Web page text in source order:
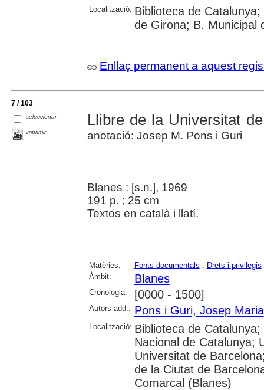
Localització: Biblioteca de
de Girona; B. Municipal
Enllaç permanent a aquest
7 / 103
seleccionar
imprimir
Llibre de la Universitat
anotació: Josep M. Pons i Guri
Blanes : [s.n.], 1969
191 p. ; 25 cm
Textos en català i llatí.
Matèries: Fonts documentals ; Drets i privilegis
Àmbit:
Blanes
Cronologia: [0000 - 1500]
Autors add.: Pons i Guri, Josep Maria
Localització: Biblioteca de
Nacional de Catalunya;
Universitat de
de la Ciutat de
Comarcal (Blanes)